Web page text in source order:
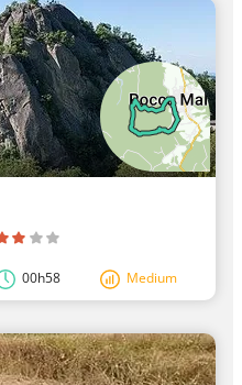
00h58 Medium